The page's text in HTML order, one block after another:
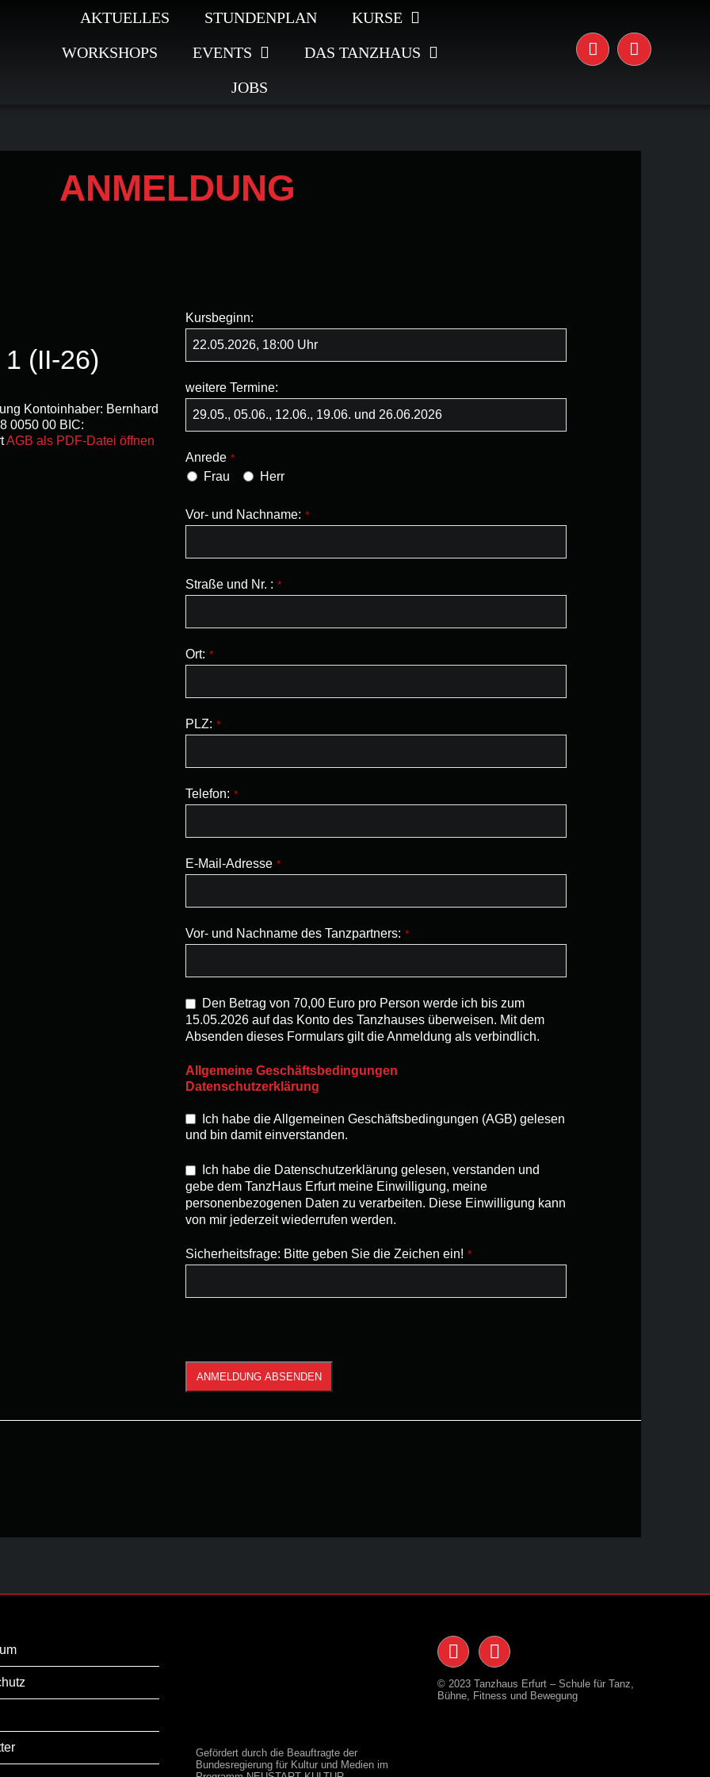
AKTUELLES STUNDENPLAN
KURSE
WORKSHOPS
EVENTS
DAS TANZHAUS
JOBS
ANMELDUNG
(II-26)
Kontoinhaber: Bernhard
0050 00 BIC:
AGB als PDF-Datei öffnen
Kursbeginn:
weitere Termine:
Anrede *
Frau Herr
Vor- und Nachname: *
Straße und Nr. : *
Ort: *
PLZ: *
Telefon: *
E-Mail-Adresse *
Vor- und Nachname des Tanzpartners: *
Den Betrag von 70,00 Euro pro Person werde ich bis zum
15.05.2026 auf das Konto des Tanzhauses überweisen. Mit dem
Absenden dieses Formulars gilt die Anmeldung als verbindlich.
Allgemeine Geschäftsbedingungen
Datenschutzerklärung
Ich habe die Allgemeinen Geschäftsbedingungen (AGB) gelesen
und bin damit einverstanden.
Ich habe die Datenschutzerklärung gelesen, verstanden und
gebe dem TanzHaus Erfurt meine Einwilligung, meine
personenbezogenen Daten zu verarbeiten. Diese Einwilligung kann
von mir jederzeit wiederrufen werden.
Sicherheitsfrage: Bitte geben Sie die Zeichen ein! *
ANMELDUNG ABSENDEN
Gefördert durch die Beauftragte der
Bundesregierung für Kultur und Medien im
© 2023 Tanzhaus Erfurt – Schule für Tanz,
Bühne, Fitness und Bewegung